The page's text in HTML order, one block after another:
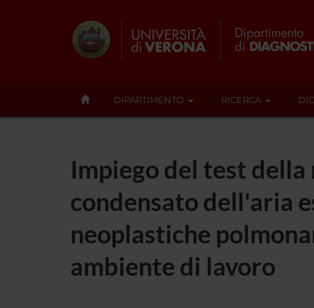
DIPARTIMENTO RICERCA
Impiego del test
condensato dell'aria
neoplastiche
ambiente di lavoro